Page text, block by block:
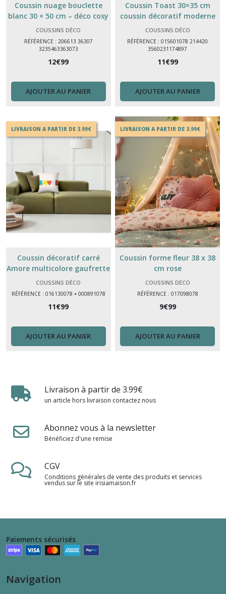
Coussin nuage bouclette
blanc 30 × 50 cm – déco cosy
et tendance
COUSSINS DÉCO
RÉFÉRENCE : 206613 36307
3235463363073
12€99
AJOUTER AU PANIER
Coussin Toast 30×35 cm
coussin décoratif moderne
pour salon et chambre
COUSSINS DÉCO
RÉFÉRENCE : 015601078 214420
3560231174897
11€99
AJOUTER AU PANIER
LIVRAISON A PARTIR DE 3.99€
Coussin décoratif carré
Amore multicolore gaufrette
– 40x40 cm ITALIE
COUSSINS DÉCO
RÉFÉRENCE : 016130078 + 000891078
11€99
AJOUTER AU PANIER
LIVRAISON A PARTIR DE 3.99€
Coussin forme fleur 38 x 38
cm rose
COUSSINS DÉCO
RÉFÉRENCE : 017098078
9€99
AJOUTER AU PANIER
Livraison à partir de 3.99€
un article hors livraison contactez nous
Abonnez vous à la newsletter
Bénéficiez d'une remise
CGV
Conditions générales de vente des produits et services
vendus sur le site irisiamaison.fr
Paiements sécurisés
Navigation